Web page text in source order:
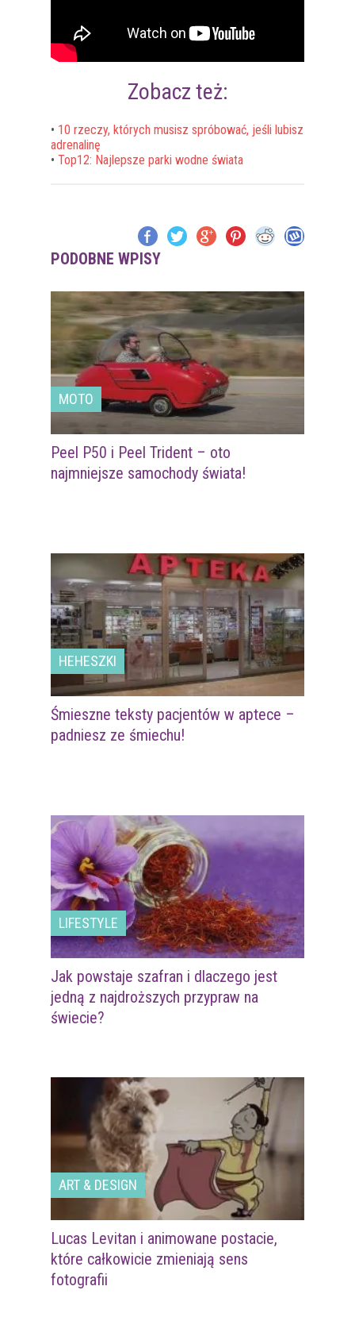
Zobacz też:
• 10 rzeczy, których musisz spróbować, jeśli lubisz
adrenalinę
• Top12: Najlepsze parki wodne świata
PODOBNE WPISY
MOTO
Peel P50 i Peel Trident – oto
najmniejsze samochody świata!
HEHESZKI
Śmieszne teksty pacjentów w aptece –
padniesz ze śmiechu!
LIFESTYLE
Jak powstaje szafran i dlaczego jest
jedną z najdroższych przypraw na
świecie?
ART & DESIGN
Lucas Levitan i animowane postacie,
które całkowicie zmieniają sens
fotografii